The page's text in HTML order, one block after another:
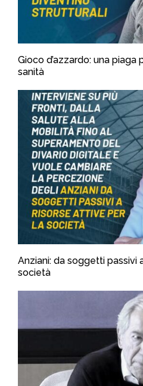
Gioco d’azzardo: una piaga
sanità
Anziani: da soggetti passivi
società